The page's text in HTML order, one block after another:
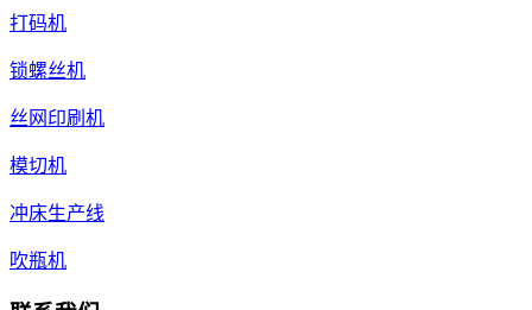
打码机
锁螺丝机
丝网印刷机
模切机
冲床生产线
吹瓶机